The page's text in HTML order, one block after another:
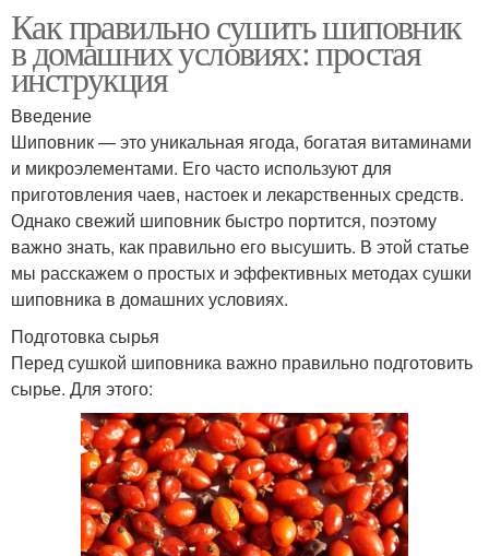
Как правильно сушить шиповник
в домашних условиях: простая
инструкция
Введение
Шиповник — это уникальная ягода, богатая витаминами
и микроэлементами. Его часто используют для
приготовления чаев, настоек и лекарственных средств.
Однако свежий шиповник быстро портится, поэтому
важно знать, как правильно его высушить. В этой статье
мы расскажем о простых и эффективных методах сушки
шиповника в домашних условиях.
Подготовка сырья
Перед сушкой шиповника важно правильно подготовить
сырье. Для этого: